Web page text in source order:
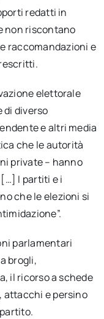
redatti in
non riscontano
raccomandazioni e
elettorale
di diverso
e altri media
che le autorità
private – hanno
I partiti e i
che le elezioni si
parlamentari
brogli,
il ricorso a schede
attacchi e persino